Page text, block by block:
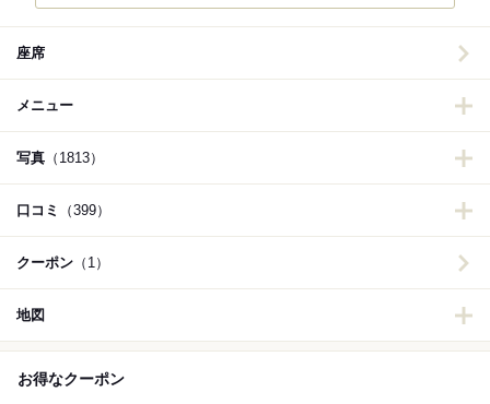
座席
メニュー
写真 （1813）
口コミ （399）
クーポン （1）
地図
お得なクーポン